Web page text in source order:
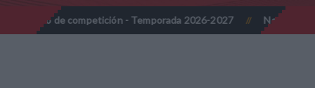
- Temporada 2026-2027 // Nota Informativa RFFM -